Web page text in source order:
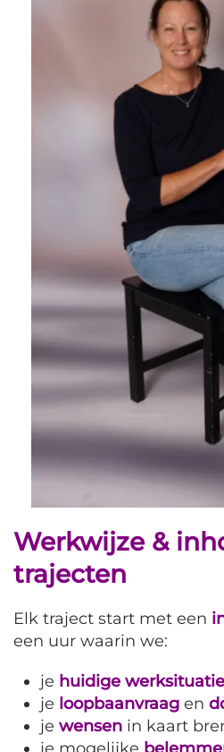
Werkwijze &
trajecten
Elk traject start met een
een uur waarin we:
je huidige werksituatie
je loopbaanvraag en
je wensen in kaart
je mogelijke